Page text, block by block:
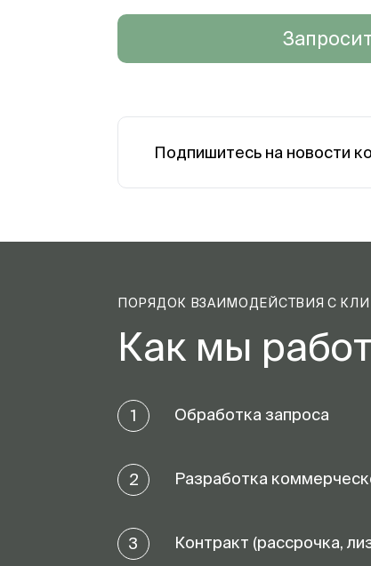
Подпишитесь на новости
ПОРЯДОК ВЗАИМОДЕЙСТВИЯ С
Как мы
1 Обработка запроса
2 Разработка
3 Контракт (рассрочка,